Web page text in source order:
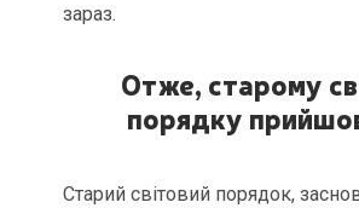
зараз.
Отже, старому
порядку
Старий світовий порядок,